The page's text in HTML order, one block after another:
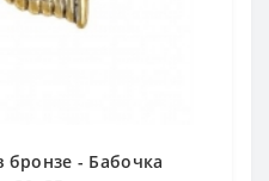
бронзе - Бабочка